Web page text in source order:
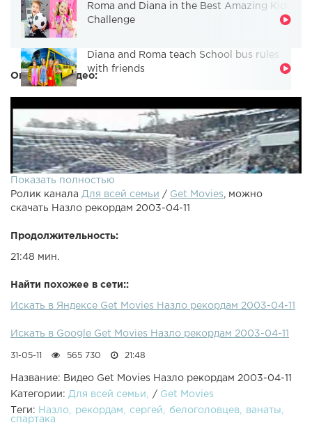
Roma and Diana in the Best Amazing Kids
Challenge
Diana and Roma teach School bus rules
with friends
Описание видео:
Юмористическая телепередача Назло рекордам
Показать полностью
Ролик канала Для всей семьи / Get Movies , можно
скачать Назло рекордам 2003-04-11
Продолжительность:
21:48 мин.
Найти похожее в сети::
Искать в Яндексе Get Movies Назло рекордам 2003-04-11
Искать в Google Get Movies Назло рекордам 2003-04-11
31-05-11 565 730 21:48
Название: Видео Get Movies Назло рекордам 2003-04-11
Категории: Для всей семьи / Get Movies
Теги: Назло рекордам сергей белоголовцев
ванаты
спартака